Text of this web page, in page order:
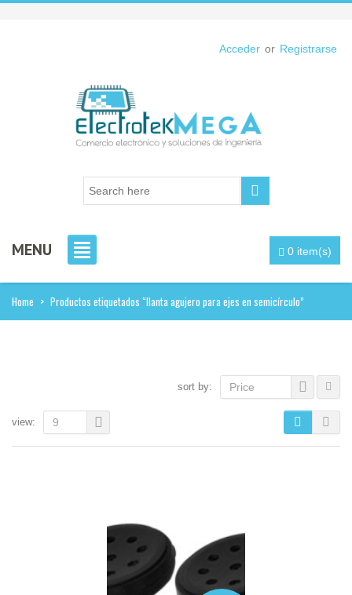
Acceder or Registrarse
MENU 0 item(s)
Home > Productos etiquetados “llanta agujero para ejes en semicírculo”
sort by: Price
view: 9